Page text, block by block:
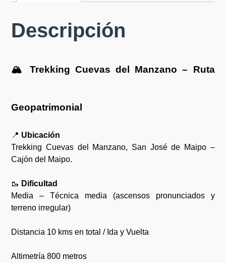
Descripción
🏔️ Trekking Cuevas del Manzano – Ruta
Geopatrimonial
📍 Ubicación
Trekking Cuevas del Manzano, San José de Maipo –
Cajón del Maipo.
🥾 Dificultad
Media – Técnica media (ascensos pronunciados y
terreno irregular)
Distancia 10 kms en total / Ida y Vuelta
Altimetría 800 metros